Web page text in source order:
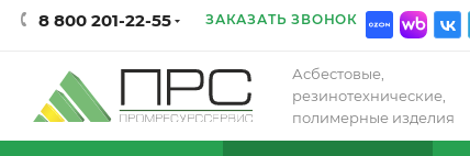
8 800 201-22-55 ЗАКАЗАТЬ ЗВОНОК
Асбестовые,
резинотехнические,
полимерные изделия